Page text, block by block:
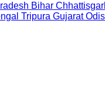
Bihar
Tripura Gujarat